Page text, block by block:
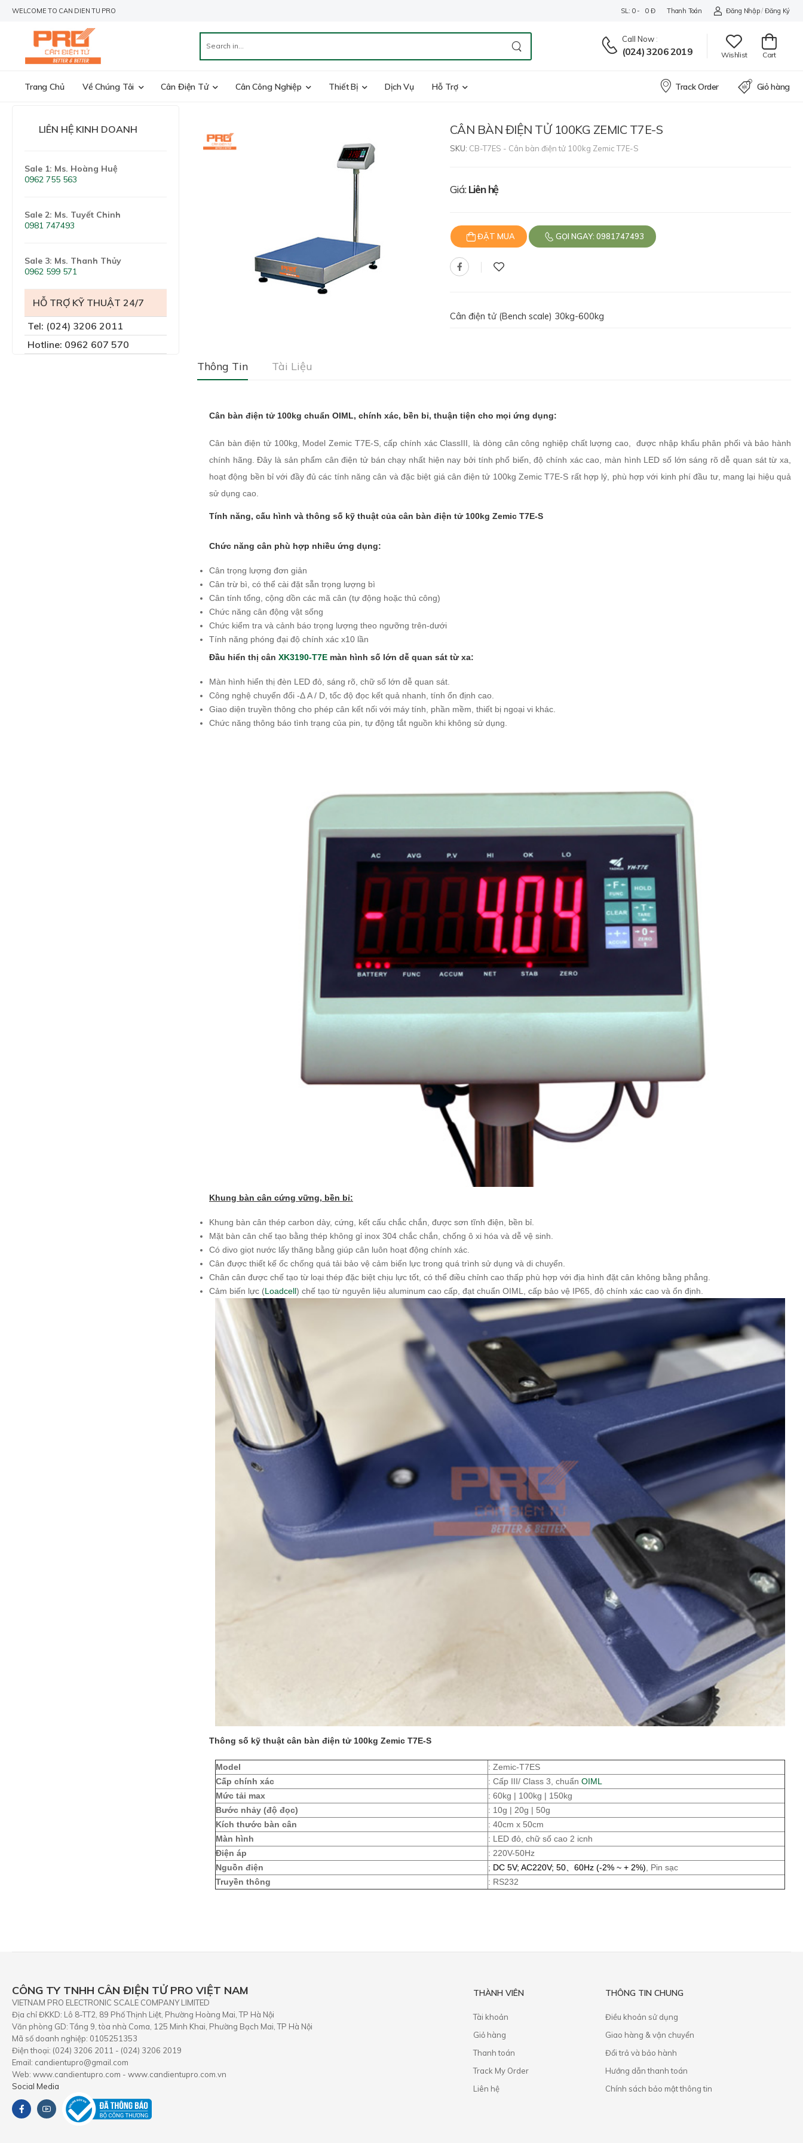
WELCOME TO CAN DIEN TU PRO SL: 0 - 0 Đ Thanh Toán Đăng Nhập / Đăng Ký
Call Now:
(024) 3206 2019 Wishlist Cart
Trang Chủ Về Chúng Tôi Cân Điện Tử Cân Công Nghiệp Thiết Bị Dịch Vụ Hỗ Trợ Track Order Giỏ hàng
LIÊN HỆ KINH DOANH
Sale 1: Ms. Hoàng Huệ
0962 755 563
Sale 2: Ms. Tuyết Chinh
0981 747493
Sale 3: Ms. Thanh Thủy
0962 599 571
HỖ TRỢ KỸ THUẬT 24/7
Tel: (024) 3206 2011
Hotline: 0962 607 570
CÂN BÀN ĐIỆN TỬ 100KG ZEMIC T7E-S
SKU: CB-T7ES - Cân bàn điện tử 100kg Zemic T7E-S
Giá:Liên hệ
ĐẶT MUA GỌI NGAY: 0981747493
Cân điện tử (Bench scale) 30kg-600kg
Thông Tin Tài Liệu
Cân bàn điện tử 100kg chuẩn OIML, chính xác, bền bỉ, thuận tiện cho mọi ứng dụng:
Cân bàn điện tử 100kg, Model Zemic T7E-S, cấp chính xác ClassIII, là dòng cân công nghiệp chất lượng cao, được nhập khẩu phân phối và bảo hành
chính hãng. Đây là sản phẩm cân điện tử bán chạy nhất hiện nay bởi tính phổ biến, độ chính xác cao, màn hình LED số lớn sáng rõ dễ quan sát từ xa,
hoạt động bền bỉ với đầy đủ các tính năng cân và đặc biệt giá cân điện tử 100kg Zemic T7E-S rất hợp lý, phù hợp với kinh phí đầu tư, mang lại hiệu quả
sử dụng cao.
Tính năng, cấu hình và thông số kỹ thuật của cân bàn điện tử 100kg Zemic T7E-S
Chức năng cân phù hợp nhiều ứng dụng:
Cân trọng lượng đơn giản
Cân trừ bì, có thể cài đặt sẵn trọng lượng bì
Cân tính tổng, cộng dồn các mã cân (tự động hoặc thủ công)
Chức năng cân động vật sống
Chức kiểm tra và cảnh báo trọng lượng theo ngưỡng trên-dưới
Tính năng phóng đại độ chính xác x10 lần
Đầu hiển thị cân XK3190-T7E màn hình số lớn dễ quan sát từ xa:
Màn hình hiển thị đèn LED đỏ, sáng rõ, chữ số lớn dễ quan sát.
Công nghệ chuyển đổi -Δ A / D, tốc độ đọc kết quả nhanh, tính ổn định cao.
Giao diện truyền thông cho phép cân kết nối với máy tính, phần mềm, thiết bị ngoại vi khác.
Chức năng thông báo tình trạng của pin, tự động tắt nguồn khi không sử dụng.
Khung bàn cân cứng vững, bền bỉ:
Khung bàn cân thép carbon dày, cứng, kết cấu chắc chắn, được sơn tĩnh điện, bền bỉ.
Mặt bàn cân chế tạo bằng thép không gỉ inox 304 chắc chắn, chống ô xi hóa và dễ vệ sinh.
Có divo giọt nước lấy thăng bằng giúp cân luôn hoạt động chính xác.
Cân được thiết kế ốc chống quá tải bảo vệ cảm biến lực trong quá trình sử dụng và di chuyển.
Chân cân được chế tạo từ loại thép đặc biệt chịu lực tốt, có thể điều chỉnh cao thấp phù hợp với địa hình đặt cân không bằng phẳng.
Cảm biến lực (Loadcell) chế tạo từ nguyên liệu aluminum cao cấp, đạt chuẩn OIML, cấp bảo vệ IP65, độ chính xác cao và ổn định.
Thông số kỹ thuật cân bàn điện tử 100kg Zemic T7E-S
Model
: Zemic-T7ES
Cấp chính xác
: Cấp III/ Class 3, chuẩn OIML
Mức tải max
: 60kg | 100kg | 150kg
Bước nhảy (độ đọc)
: 10g | 20g | 50g
Kích thước bàn cân
: 40cm x 50cm
Màn hình
: LED đỏ, chữ số cao 2 icnh
Điện áp
: 220V-50Hz
Nguồn điện
; DC 5V; AC220V; 50、60Hz (-2% ~ + 2%) , Pin sạc
Truyền thông
: RS232
CÔNG TY TNHH CÂN ĐIỆN TỬ PRO VIỆT NAM
VIETNAM PRO ELECTRONIC SCALE COMPANY LIMITED
Địa chỉ ĐKKD: Lô 8-TT2, 89 Phố Thịnh Liệt, Phường Hoàng Mai, TP Hà Nội
Văn phòng GD: Tầng 9, tòa nhà Coma, 125 Minh Khai, Phường Bạch Mai, TP Hà Nội
Mã số doanh nghiệp: 0105251353
Điện thoại: (024) 3206 2011 - (024) 3206 2019
Email: candientupro@gmail.com
Web: www.candientupro.com - www.candientupro.com.vn
Social Media
THÀNH VIÊN
Tài khoản
Giỏ hàng
Thanh toán
Track My Order
Liên hệ
THÔNG TIN CHUNG
Điều khoản sử dụng
Giao hàng & vận chuyển
​Đổi trả và bảo hành
Hướng dẫn thanh toán
Chính sách bảo mật thông tin